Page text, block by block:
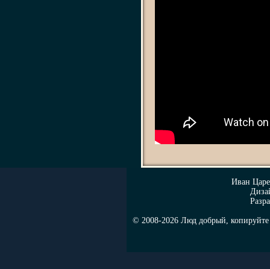
Иван
© 2008-2026 Люд добрый, копируйте